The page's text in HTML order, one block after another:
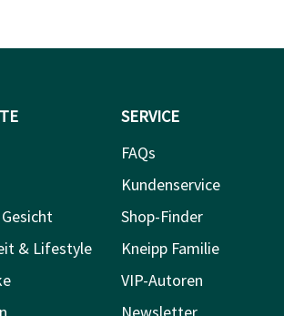
& Lifestyle
SERVICE
FAQs
Kundenservice
Shop-Finder
Kneipp Familie
VIP-Autoren